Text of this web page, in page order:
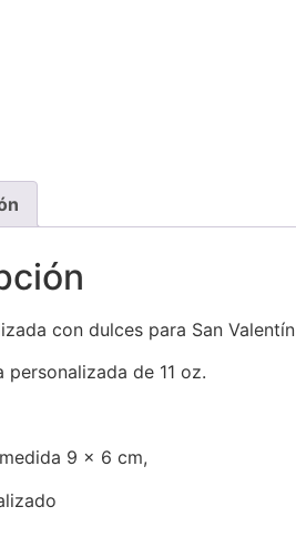
con dulces para San Valentín
personalizada de 11 oz.
9 x 6 cm,